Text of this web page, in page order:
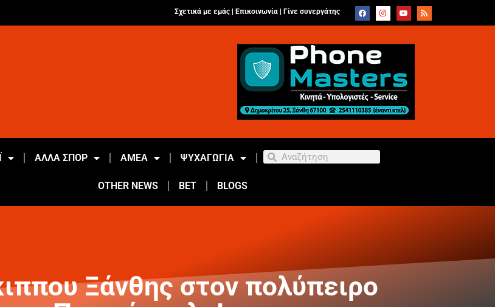
Σχετικά με εμάς | Επικοινωνία Γίνε συνεργάτης
ΑΛΛΑ ΣΠΟΡ ΑΜΕΑ ΨΥΧΑΓΩΓΙΑ
OTHER NEWS BET BLOGS
Ξάνθης στον πολύπειρο